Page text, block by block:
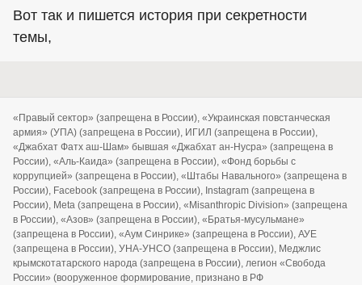
Вот так и пишется история при секретности
темы,
«Правый сектор» (запрещена в России), «Украинская повстанческая
армия» (УПА) (запрещена в России), ИГИЛ (запрещена в России),
«Джабхат Фатх аш-Шам» бывшая «Джабхат ан-Нусра» (запрещена в
России), «Аль-Каида» (запрещена в России), «Фонд борьбы с
коррупцией» (запрещена в России), «Штабы Навального» (запрещена в
России), Facebook (запрещена в России), Instagram (запрещена в
России), Meta (запрещена в России), «Misanthropic Division» (запрещена
в России), «Азов» (запрещена в России), «Братья-мусульмане»
(запрещена в России), «Аум Синрике» (запрещена в России), АУЕ
(запрещена в России), УНА-УНСО (запрещена в России), Меджлис
крымскотатарского народа (запрещена в России), легион «Свобода
России» (вооруженное формирование, признано в РФ